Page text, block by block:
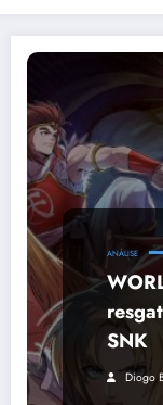
ANÁLISE
SNK
Diogo